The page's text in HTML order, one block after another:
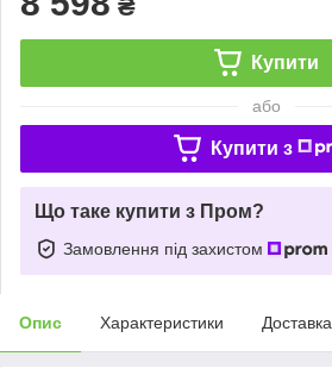
₴
Купити
або
Купити з
Що таке купити з Пром?
Замовлення під захистом
Опис Характеристики Доставка